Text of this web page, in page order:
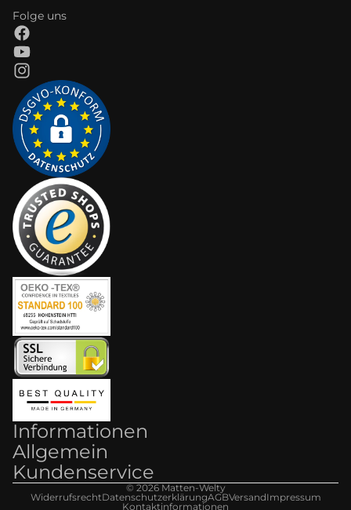
Folge uns
Informationen
Allgemein
Kundenservice
© 2026Matten-Welty
WiderrufsrechtDatenschutzerklärungAGBVersandImpressum
Kontaktinformationen